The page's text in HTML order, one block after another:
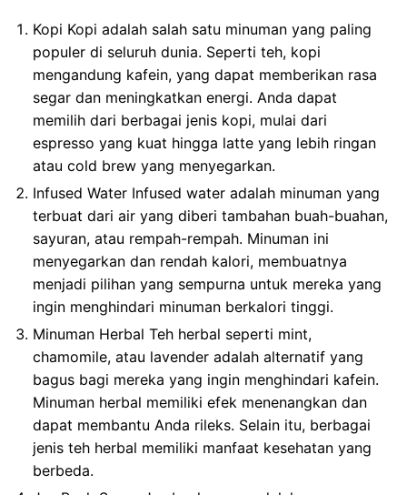
Kopi Kopi adalah salah satu minuman yang paling
populer di seluruh dunia. Seperti teh, kopi
mengandung kafein, yang dapat memberikan rasa
segar dan meningkatkan energi. Anda dapat
memilih dari berbagai jenis kopi, mulai dari
espresso yang kuat hingga latte yang lebih ringan
atau cold brew yang menyegarkan.
Infused Water Infused water adalah minuman yang
terbuat dari air yang diberi tambahan buah-buahan,
sayuran, atau rempah-rempah. Minuman ini
menyegarkan dan rendah kalori, membuatnya
menjadi pilihan yang sempurna untuk mereka yang
ingin menghindari minuman berkalori tinggi.
Minuman Herbal Teh herbal seperti mint,
chamomile, atau lavender adalah alternatif yang
bagus bagi mereka yang ingin menghindari kafein.
Minuman herbal memiliki efek menenangkan dan
dapat membantu Anda rileks. Selain itu, berbagai
jenis teh herbal memiliki manfaat kesehatan yang
berbeda.